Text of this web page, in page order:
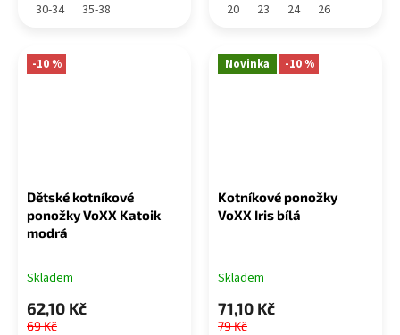
30-34 35-38 20 23 24 26
-10 %
Dětské kotníkové
ponožky VoXX Katoik
modrá
Skladem
62,10 Kč
69 Kč
Novinka -10 %
Kotníkové ponožky
VoXX Iris bílá
Skladem
71,10 Kč
79 Kč